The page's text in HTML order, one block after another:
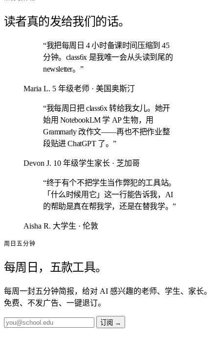
读者真的发给我们的话。
“我把每周日 4 小时备课时间压缩到 45
分钟。class6x 是我唯一会从头读到尾的
newsletter。”
Maria L. 5 年级老师 · 美国奥斯汀
“我每周日把 class6x 转给我女儿。她开
始用 NotebookLM 学 AP 生物，用
Grammarly 改作文——再也不把作业整
段贴进 ChatGPT 了。”
Devon J. 10 年级学生家长 · 芝加哥
“终于有个不把学生当作弊犯的工具站。
「什么时候用它」这一行能告诉我，AI
的帮助是真在帮我学，还是在替我学。”
Aisha R. 大学生 · 伦敦
周日五分钟
每周日，五款工具。
每周一封五分钟简报，给对 AI 感兴趣的老师、学生、家长。
免费、不发广告、一键退订。
订阅 →